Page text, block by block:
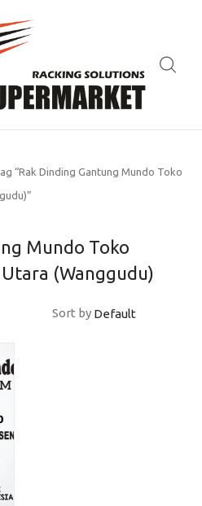
“Rak Dinding Gantung Mundo Toko
Mundo Toko
(Wanggudu)
Sort by